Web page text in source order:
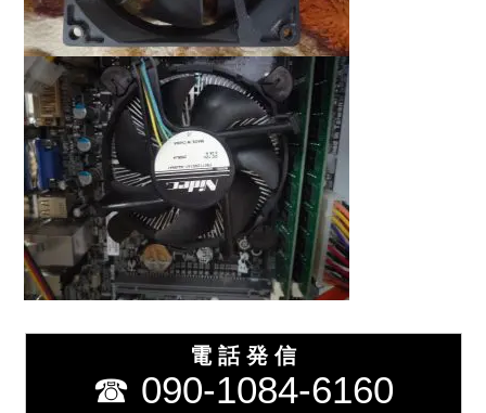
電 話 発 信
☎ 090-1084-6160